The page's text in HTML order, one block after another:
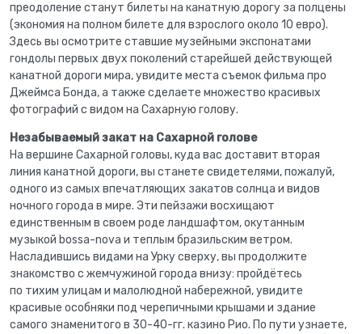
преодоление станут билеты на канатную дорогу за полцены
(экономия на полном билете для взрослого около 10 евро).
Здесь вы осмотрите ставшие музейными экспонатами
гондолы первых двух поколений старейшей действующей
канатной дороги мира, увидите места съемок фильма про
Джеймса Бонда, а также сделаете множество красивых
фотографий с видом на Сахарную голову.
Незабываемый закат на Сахарной голове
На вершине Сахарной головы, куда вас доставит вторая
линия канатной дороги, вы станете свидетелями, пожалуй,
одного из самых впечатляющих закатов солнца и видов
ночного города в мире. Эти пейзажи восхищают
единственным в своем роде ландшафтом, окутанным
музыкой bossa-nova и теплым бразильским ветром.
Насладившись видами на Урку сверху, вы продолжите
знакомство с жемчужиной города внизу: пройдётесь
по тихим улицам и малолюдной набережной, увидите
красивые особняки под черепичными крышами и здание
самого знаменитого в 30-40-гг. казино Рио. По пути узнаете,